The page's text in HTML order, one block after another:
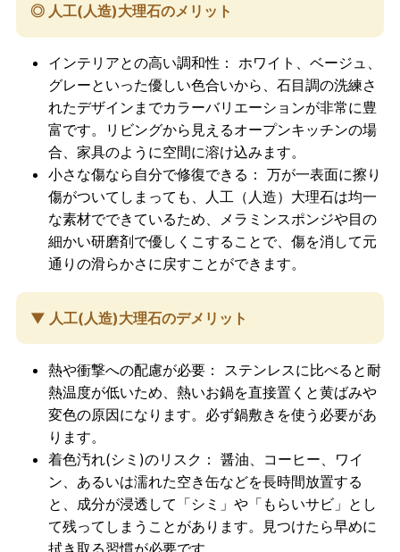
◎ 人工(人造)大理石のメリット
インテリアとの高い調和性： ホワイト、ベージュ、
グレーといった優しい色合いから、石目調の洗練さ
れたデザインまでカラーバリエーションが非常に豊
富です。リビングから見えるオープンキッチンの場
合、家具のように空間に溶け込みます。
小さな傷なら自分で修復できる： 万が一表面に擦り
傷がついてしまっても、人工（人造）大理石は均一
な素材でできているため、メラミンスポンジや目の
細かい研磨剤で優しくこすることで、傷を消して元
通りの滑らかさに戻すことができます。
▼ 人工(人造)大理石のデメリット
熱や衝撃への配慮が必要：
ステンレスに比べると耐
熱温度が低いため、熱いお鍋を直接置くと黄ばみや
変色の原因になります。必ず鍋敷きを使う必要があ
ります。
着色汚れ(シミ)のリスク： 醤油、コーヒー、ワイ
ン、あるいは濡れた空き缶などを長時間放置する
と、成分が浸透して「シミ」や「もらいサビ」とし
て残ってしまうことがあります。見つけたら早めに
拭き取る習慣が必要です。